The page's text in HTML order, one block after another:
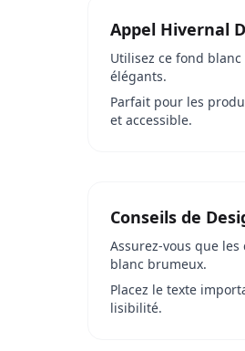
Appel Hivernal
Utilisez ce fond
élégants.
Parfait pour les
et accessible.
Conseils de
Assurez-vous que
blanc brumeux.
Placez le texte
lisibilité.